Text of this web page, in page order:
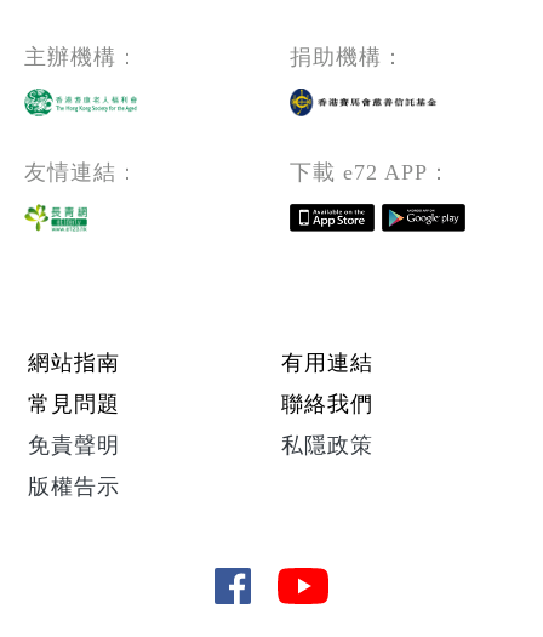
主辦機構： 捐助機構：
友情連結： 下載 e72 APP：
Footer menu
網站指南
有用連結
常見問題
聯絡我們
免責聲明
私隱政策
版權告示